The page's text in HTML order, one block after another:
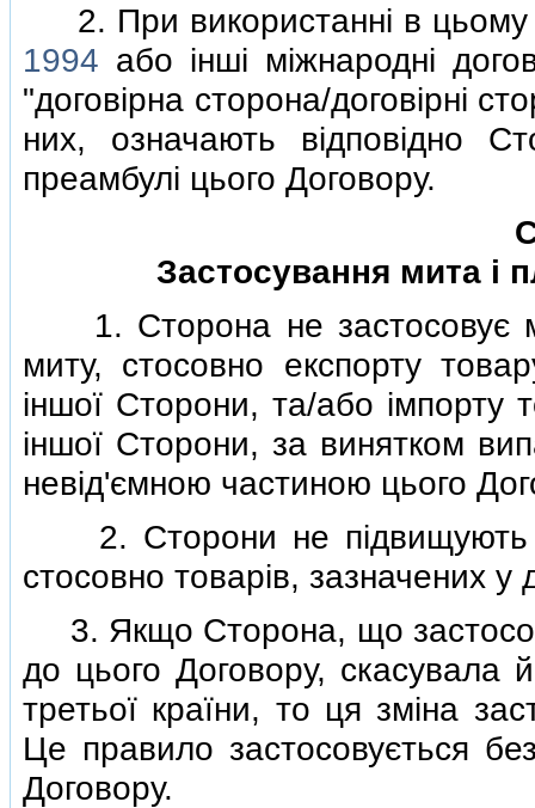
2. При використаннi в цьому
1994 або iншi мiжнароднi
"договiрна сторона/договiрнi
них, означають вiдповiдно
преамбулi цього Договору.
Застосування мита i
1. Сторона не застосовує
миту, стосовно експорту
iншої Сторони, та/або iмпорту
iншої Сторони, за винятком
невiд'ємною частиною цього
2. Сторони не пiдвищують
стосовно товарiв, зазначених у
3. Якщо Сторона, що
до цього Договору, скасувала
третьої країни, то ця змiна
Це правило застосовується
Договору.